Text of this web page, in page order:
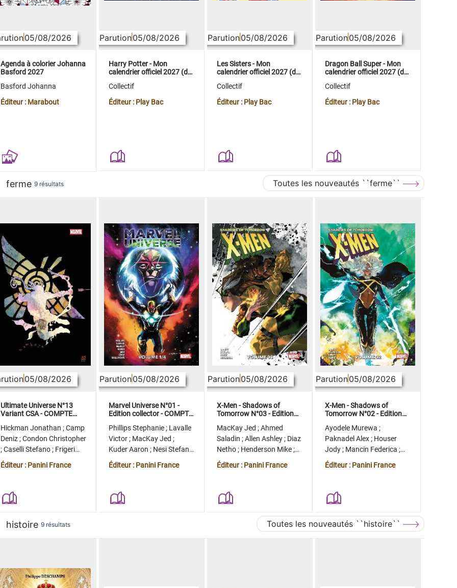
05/08/2026
Agenda à colorier Johanna
Basford 2027
Basford Johanna
Éditeur : Marabout
Parution05/08/2026
Harry Potter - Mon
calendrier officiel 2027 (de
Collectif
Éditeur : Play Bac
Parution05/08/2026
Les Sisters - Mon
calendrier officiel 2027 (de
Collectif
Éditeur : Play Bac
Parution05/08/2026
Dragon Ball Super - Mon
calendrier officiel 2027 (de
Collectif
Éditeur : Play Bac
ferme 9 résultats Toutes les nouveautés ``ferme``
05/08/2026
Ultimate Universe N°13
Variant CSA - COMPTE
Hickman Jonathan ;Camp
Deniz;Condon Christopher
;Caselli Stefano; Frigeri
Juan
Éditeur : Panini France
Parution05/08/2026
Marvel Universe N°01 -
Edition collector - COMPTE
Phillips Stephanie; Lavalle
Victor; MacKay Jed ;
Kuder Aaron ; Nesi Stefano
;Lopez Alvaro
Éditeur : Panini France
Parution05/08/2026
X-Men - Shadows of
Tomorrow N°03 - Edition
MacKay Jed ;Ahmed
Saladin ;Allen Ashley; Diaz
Netho; Henderson Mike;
Stegman Ryan
Éditeur : Panini France
Parution05/08/2026
X-Men - Shadows of
Tomorrow N°02 - Edition
Ayodele Murewa ;
Paknadel Alex; Houser
Jody; Mancin Federica ;
Antonio Roge
Éditeur : Panini France
histoire 9 résultats Toutes les nouveautés ``histoire``